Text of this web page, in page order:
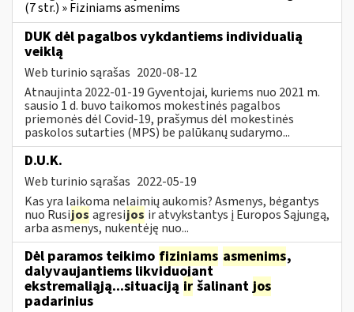
(7 str.) » Fiziniams asmenims
DUK dėl pagalbos vykdantiems individualią
veiklą
Web turinio sąrašas 2020-08-12
Atnaujinta 2022-01-19 Gyventojai, kuriems nuo 2021 m.
sausio 1 d. buvo taikomos mokestinės pagalbos
priemonės dėl Covid-19, prašymus dėl mokestinės
paskolos sutarties (MPS) be palūkanų sudarymo...
D.U.K.
Web turinio sąrašas 2022-05-19
Kas yra laikoma nelaimių aukomis? Asmenys, bėgantys
nuo Rusijos agresijos ir atvykstantys į Europos Sąjungą,
arba asmenys, nukentėję nuo...
Dėl paramos teikimo fiziniams asmenims,
dalyvaujantiems likviduojant
ekstremaliąją...situaciją ir šalinant jos
padarinius